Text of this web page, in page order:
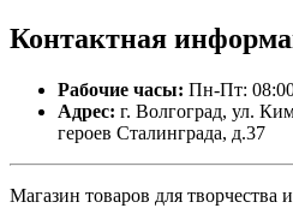
Контактная
Рабочие часы: Пн-Пт:
Адрес: г. Волгоград, ул.
героев Сталинграда, д.37
Магазин товаров для творчества